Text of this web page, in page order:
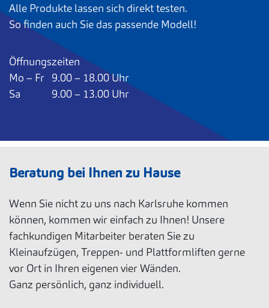
Alle Produkte lassen sich direkt testen.
So finden auch Sie das passende Modell!
Öffnungszeiten
Mo – Fr 9.00 – 18.00 Uhr
Sa 9.00 – 13.00 Uhr
Beratung bei Ihnen zu Hause
Wenn Sie nicht zu uns nach Karlsruhe kommen
können, kommen wir einfach zu Ihnen! Unsere
fachkundigen Mitarbeiter beraten Sie zu
Kleinaufzügen, Treppen- und Plattformliften gerne
vor Ort in Ihren eigenen vier Wänden.
Ganz persönlich, ganz individuell.